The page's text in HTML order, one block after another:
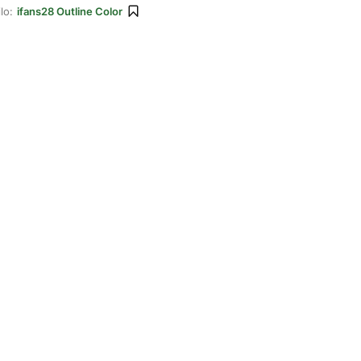
ifans28 Outline Color